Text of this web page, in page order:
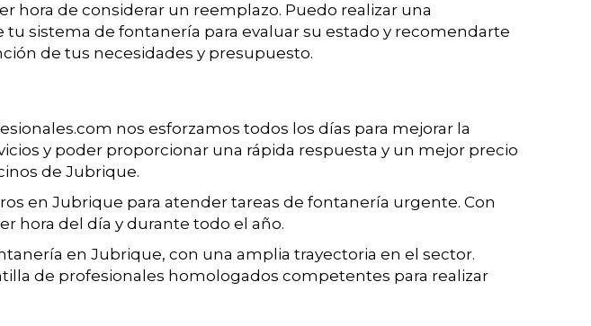
hora de considerar un reemplazo. Puedo realizar una
sistema de fontanería para evaluar su estado y recomendarte
de tus necesidades y presupuesto.
nos esforzamos todos los días para mejorar la
y poder proporcionar una rápida respuesta y un mejor precio
de Jubrique.
en Jubrique para atender tareas de fontanería urgente. Con
hora del día y durante todo el año.
en Jubrique, con una amplia trayectoria en el sector.
de profesionales homologados competentes para realizar